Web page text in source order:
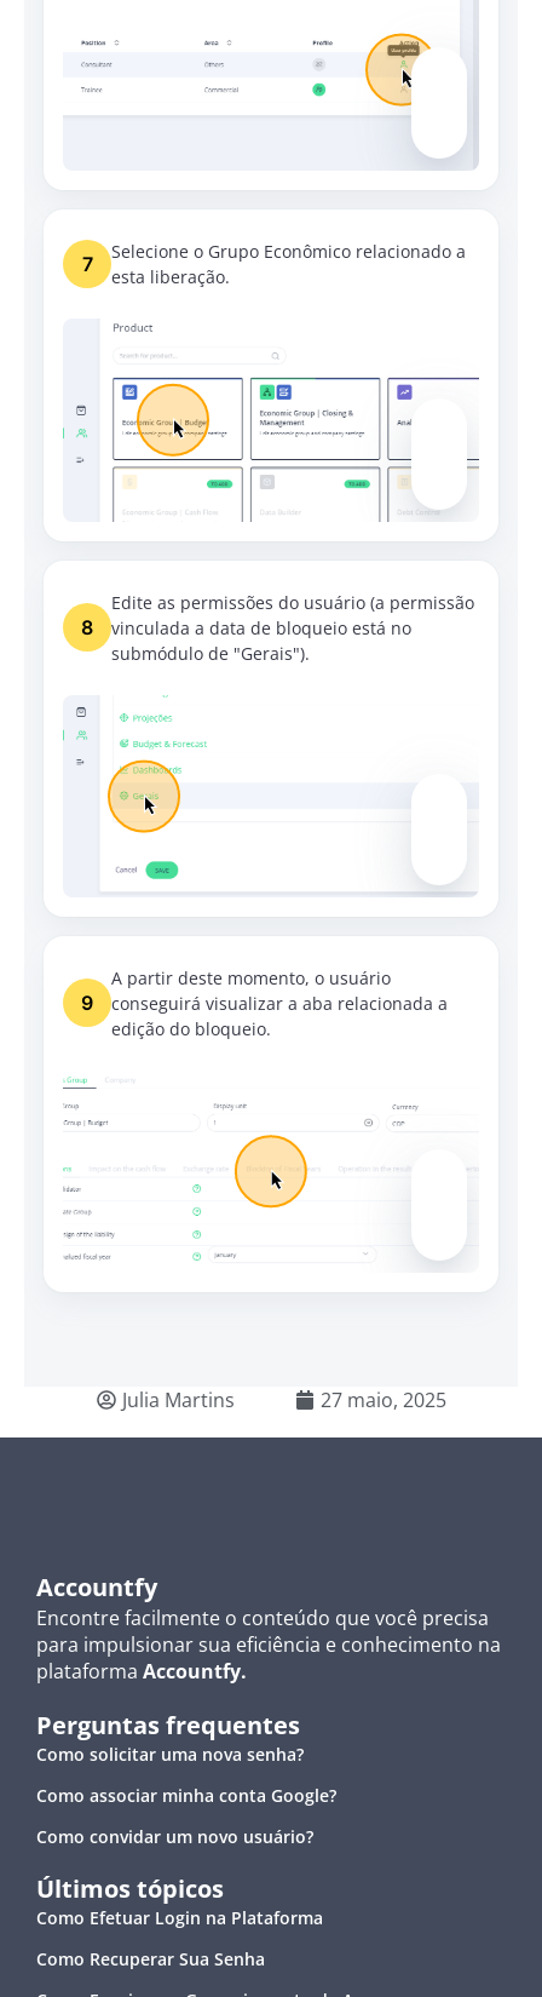
7
Selecione o Grupo Econômico relacionado a
esta liberação.
8
Edite as permissões do usuário (a permissão
vinculada a data de bloqueio está no
submódulo de "Gerais").
9
A partir deste momento, o usuário
conseguirá visualizar a aba relacionada a
edição do bloqueio.
Julia Martins 27 maio, 2025
Accountfy
Encontre facilmente o conteúdo que você precisa
para impulsionar sua eficiência e conhecimento na
plataforma Accountfy.
Perguntas frequentes
Como solicitar uma nova senha?
Como associar minha conta Google?
Como convidar um novo usuário?
Últimos tópicos
Como Efetuar Login na Plataforma
Como Recuperar Sua Senha